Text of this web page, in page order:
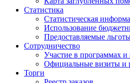
Статистика
Статистическая
Использование
Предоставляемые
Сотрудничество
Участие в программах и
Официальные визиты и
Торги